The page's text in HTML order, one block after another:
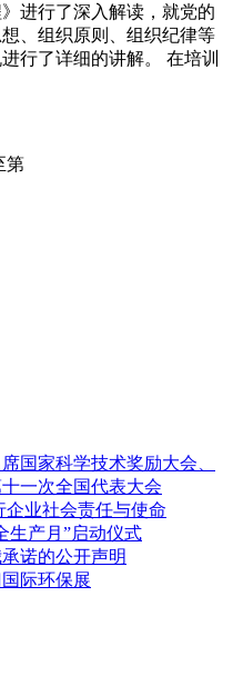
进行了深入解读，就党的
、组织原则、组织纪律等
行了详细的讲解。 在培训
第
国家科学技术奖励大会、
一次全国代表大会
业社会责任与使命
生产月”启动仪式
诺的公开声明
际环保展